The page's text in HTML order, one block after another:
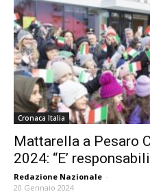
Cronaca Italia
Mattarella a Pesaro
2024: “E’
Redazione Nazionale -
20 Gennaio 2024